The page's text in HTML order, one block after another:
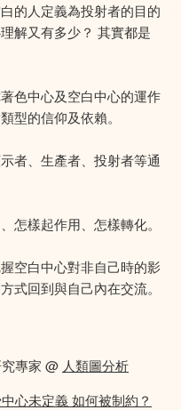
的人定義為投射者的目的
解又有多少？ 其實都是
色中心及空白中心的運作
型的信仰及依賴。
者、生產者、投射者等通
怎樣起作用、怎樣轉化。
空白中心對非自己時的影
式回到與自己內在交流。
專家 @ 人類圖分析
心未定義 如何被制約？